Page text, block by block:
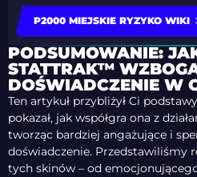
P2000 MIEJSKIE RYZYKO WIKI
PODSUMOWANIE:
STATTRAK™
DOŚWIADCZENIE W
Ten artykuł przybliżył Ci
pokazał, jak współgra ona z
tworząc bardziej angażujące i
doświadczenie. Przedstawiliśmy
tych skinów – od